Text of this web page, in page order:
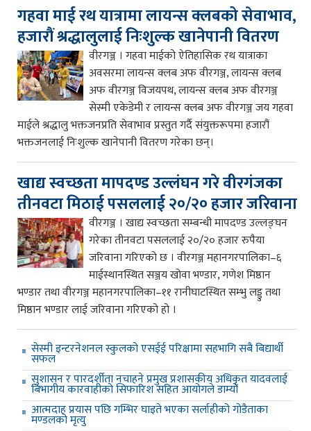
गहवा माई रथ यात्रामा लायन्स क्लबको सेवाभाव,
हजारौं श्रद्धालुलाई निःशुल्क खानेपानी वितरण
वीरगञ्ज । गहवा माईको ऐतिहासिक रथ यात्राका
अवसरमा लायन्स क्लब अफ वीरगञ्ज, लायन्स क्लब
अफ वीरगञ्ज विजयपथ, लायन्स क्लब अफ वीरगञ्ज
सेस्मी एकेडेमी र लायन्स क्लब अफ वीरगञ्ज जय गहवा
माईले श्रद्धालु भक्तजनप्रति सेवाभाव प्रस्तुत गर्दै संयुक्तरूपमा हजारौं
भक्तजनलाई निःशुल्क खानेपानी वितरण गरेका छन्।
खाद्य स्वच्छता मापदण्ड उल्लंघन गरे वीरगंजका
तीनवटा मिठाई पसललाई २०/२० हजार जरिवाना
वीरगञ्ज । खाद्य स्वच्छता सम्बन्धी मापदण्ड उल्लङ्घन
गरेका तीनवटा पसललाई २०/२० हजार रुपैया
जरिवाना गरिएको छ । वीरगञ्ज महानगरपालिका–६
माईस्थानस्थित सञ्जय खोवा भण्डार, गणेश मिष्ठान
भण्डार तथा वीरगञ्ज महानगरपालिका–११ रानीघाटस्थित सम्भु लड्डु तथा
मिष्ठान भण्डार लाई जरिवाना गरिएको हो ।
सेस्मी इन्टरनेशनल स्कुलको एसईई परिक्षामा सहभागि सबै बिद्यार्थी
सफल
सुशासन र पारदर्शीता नचाहने प्रमुख प्रशासकीय अधिकृत यादवलाई
बिभागीय कारवाहीको सिफारिश सहित आयोगले डाम्यो
आत्मदाह प्रयास पछि गम्भिर घाइते भएका सर्लाहीको गोडैताका
मण्डलको मृत्यु